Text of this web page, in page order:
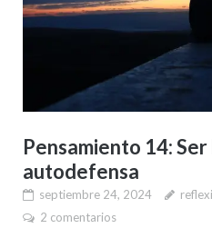
Pensamiento 14:
autodefensa
septiembre 24, 2024
2 comentarios